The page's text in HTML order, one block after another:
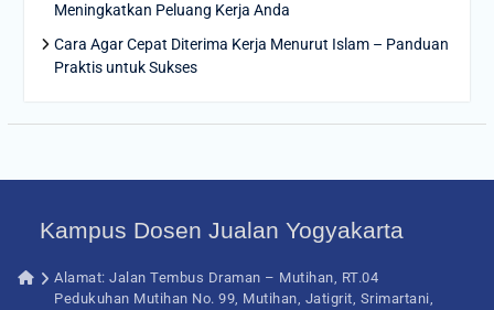
Meningkatkan Peluang Kerja Anda
Cara Agar Cepat Diterima Kerja Menurut Islam – Panduan
Praktis untuk Sukses
Kampus Dosen Jualan Yogyakarta
Alamat: Jalan Tembus Draman – Mutihan, RT.04
Pedukuhan Mutihan No. 99, Mutihan, Jatigrit, Srimartani,